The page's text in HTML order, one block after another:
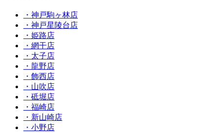
・神戸駒ヶ林店
・神戸星陵台店
・姫路店
・網干店
・太子店
・龍野店
・飾西店
・山吹店
・砥堀店
・福崎店
・新山崎店
・小野店